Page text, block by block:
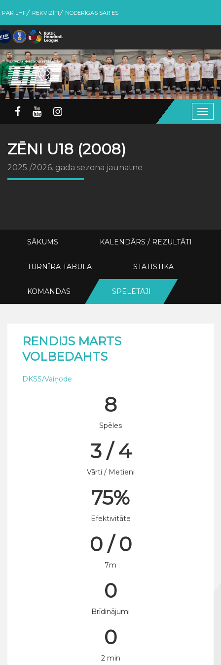
PAR LHF REKVIZĪTI NODERĪGAS SAITES
ZĒNI U18 (2008)
2025./2026. gada sezona jaunatne
SĀKUMS KALENDĀRS / REZULTĀTI
TURNĪRA TABULA STATISTIKA
KOMANDAS SPĒLĒTĀJI
RENDIJS MARTS
VOLBEDAHTS
DKSS/Vaiņode
8
Spēles
3 / 4
Vārti / Metieni
75%
Efektivitāte
0 / 0
7m
0
Brīdinājumi
0
2 min